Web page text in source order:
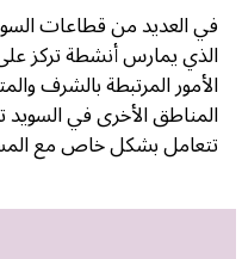
في العديد من قطاعات
الذي يمارس أنشطة تركز
الأمور المرتبطة بالشرف
المناطق الأخرى في
تتعامل بشكل خاص مع